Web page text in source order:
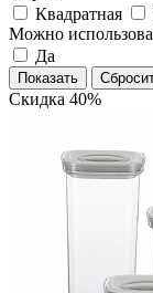
Квадратная
Можно
Да
Скидка 40%